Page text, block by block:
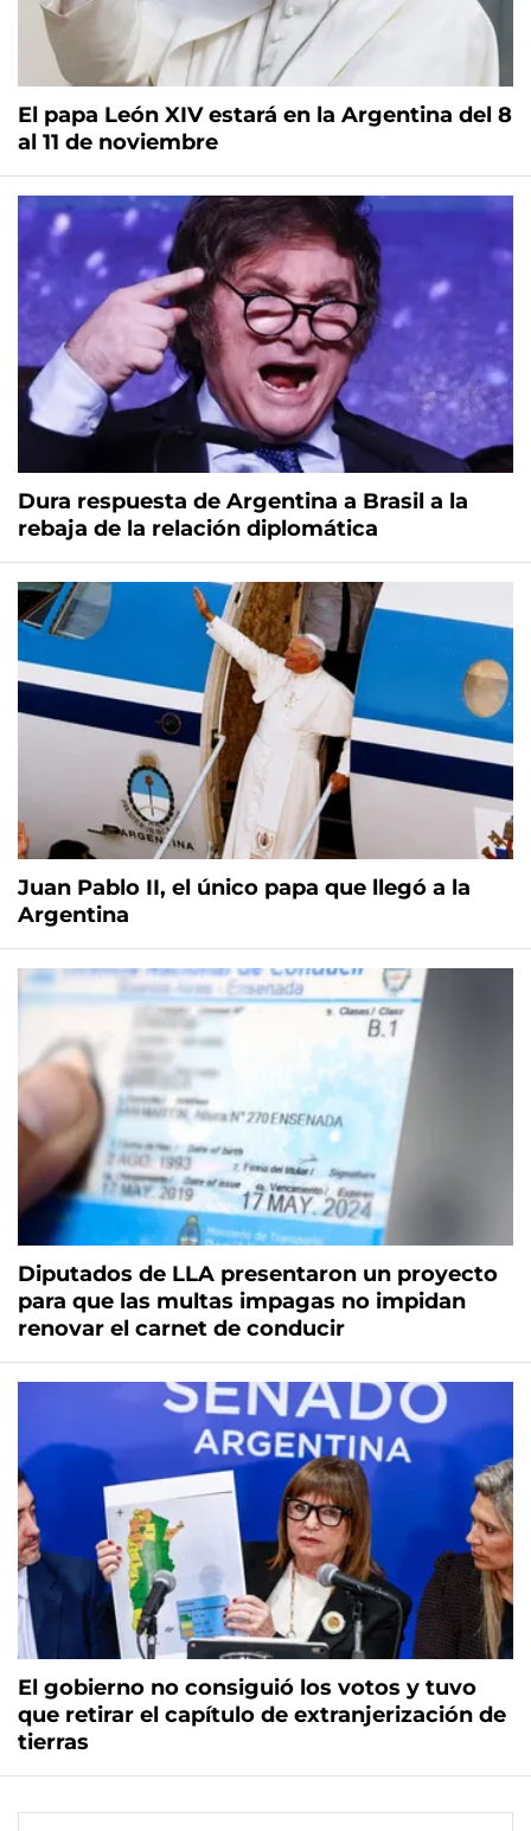
El papa León XIV estará en la Argentina del 8
al 11 de noviembre
Dura respuesta de Argentina a Brasil a la
rebaja de la relación diplomática
Juan Pablo II, el único papa que llegó a la
Argentina
Diputados de LLA presentaron un proyecto
para que las multas impagas no impidan
renovar el carnet de conducir
El gobierno no consiguió los votos y tuvo
que retirar el capítulo de extranjerización de
tierras